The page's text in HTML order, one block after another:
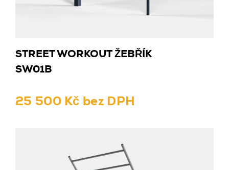
STREET WORKOUT ŽEBŘÍK
SW01B
25 500 Kč bez DPH